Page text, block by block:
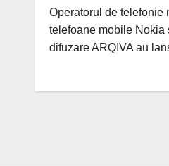
Operatorul de telefonie
telefoane mobile Nokia
difuzare ARQIVA au